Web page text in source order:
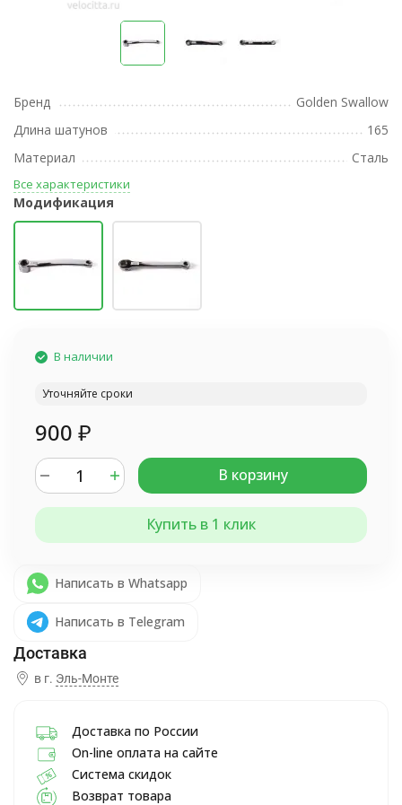
Бренд
Golden Swallow
Длина шатунов
165
Материал
Сталь
Все характеристики
Модификация
В наличии
Уточняйте сроки
900 ₽
В корзину
Купить в 1 клик
Написать в Whatsapp
Написать в Telegram
в г. Эль-Монте
Доставка по России
On-line оплата на сайте
Система скидок
Возврат товара